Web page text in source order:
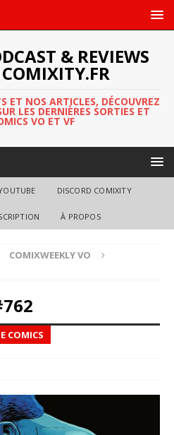
& REVIEWS
ET NOS ARTICLES, DÉCOUVREZ
LES DERNIÈRES SORTIES ET
VO ET VF
DISCORD COMIXITY
À PROPOS
COMIXWEEKLY VO
COMICS